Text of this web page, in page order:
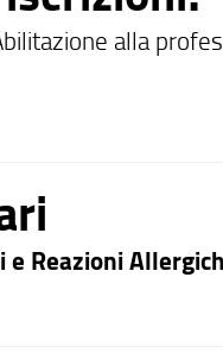
alla
e Reazioni